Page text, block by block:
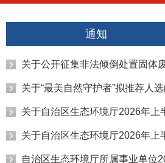
通知
关于公开征集非法倾倒处置固体
关于“最美自然守护者”拟推荐人
关于自治区生态环境厅2026年
关于自治区生态环境厅2026年
自治区生态环境厅所属事业单位